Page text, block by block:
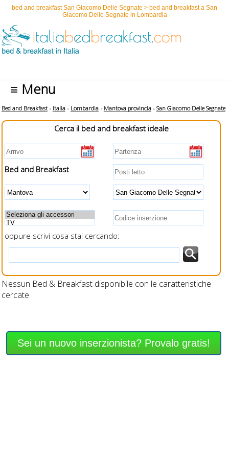
bed and breakfast San Giacomo Delle Segnate > bed and breakfast a San
Giacomo Delle Segnate in Lombardia
≡ Menu
Bed and Breakfast Italia Lombardia Mantova provincia San Giacomo Delle Segnate
Cerca il bed and breakfast ideale
Bed and Breakfast
oppure scrivi cosa stai cercando:
Nessun Bed & Breakfast disponibile con le caratteristiche
cercate.
Sei un nuovo inserzionista? Provalo gratis!